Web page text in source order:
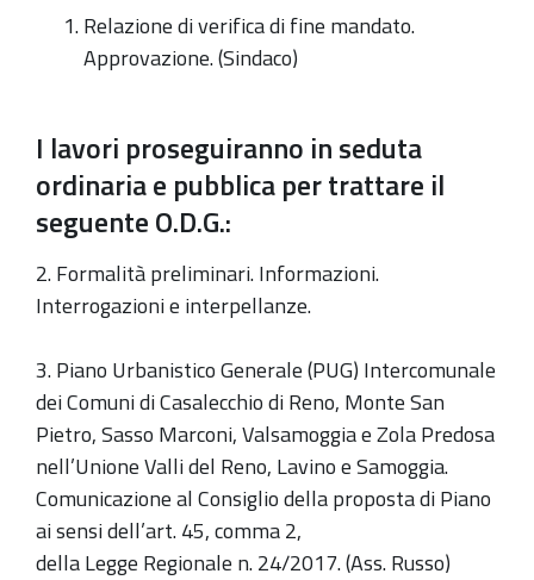
25T22:00:00+01:00
Relazione di verifica di fine mandato.
Approvazione. (Sindaco)
I lavori proseguiranno in seduta
ordinaria e pubblica per trattare il
seguente O.D.G.:
2. Formalità preliminari. Informazioni.
Interrogazioni e interpellanze.
3. Piano Urbanistico Generale (PUG) Intercomunale
dei Comuni di Casalecchio di Reno, Monte San
Pietro, Sasso Marconi, Valsamoggia e Zola Predosa
nell’Unione Valli del Reno, Lavino e Samoggia.
Comunicazione al Consiglio della proposta di Piano
ai sensi dell’art. 45, comma 2,
della Legge Regionale n. 24/2017. (Ass. Russo)